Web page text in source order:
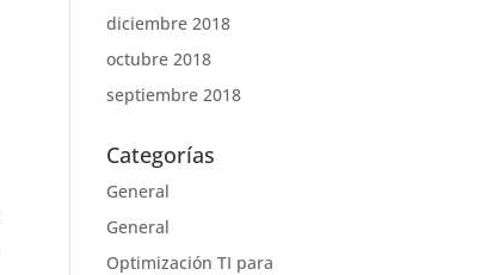
diciembre 2018
octubre 2018
septiembre 2018
Categorías
General
General
Optimización TI para